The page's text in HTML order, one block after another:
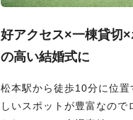
好アクセス×一棟貸切
の高い結婚式に
松本駅から徒歩10分に位
しいスポットが豊富なので